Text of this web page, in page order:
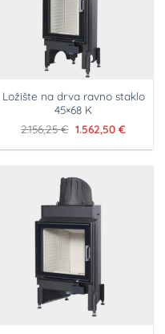
Ložište na drva ravno staklo
45×68 K
2.156,25€ Izvorna
cijena
bila
1.562,50 €
je: